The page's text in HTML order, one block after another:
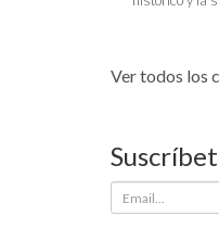
Ver todos los